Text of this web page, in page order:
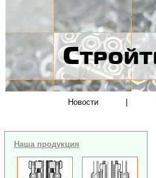
Новости
Наша продукция